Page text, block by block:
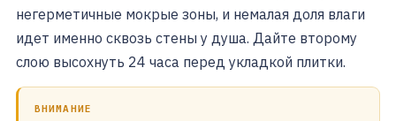
негерметичные мокрые зоны, и немалая доля влаги
идет именно сквозь стены у душа. Дайте второму
слою высохнуть 24 часа перед укладкой плитки.
ВНИМАНИЕ